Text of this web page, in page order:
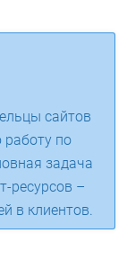
сайтов
по
задача
ресурсов –
в клиентов.